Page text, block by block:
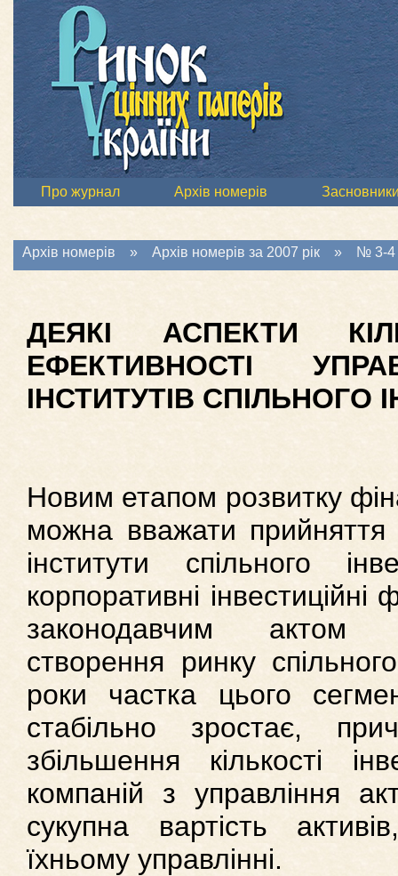
Про журнал Архів номерів
Архів номерів » Архів номерів за 2007 рік » № 3-4
ДЕЯКІ АСПЕКТИ
ЕФЕКТИВНОСТІ
ІНСТИТУТІВ СПІЛЬНОГО
Новим етапом розвитку
можна вважати
інститути спільного
корпоративні
законодавчим актом
створення ринку
роки частка цього
стабільно зростає,
збільшення кількості
компаній з управління
сукупна вартість
їхньому управлінні.